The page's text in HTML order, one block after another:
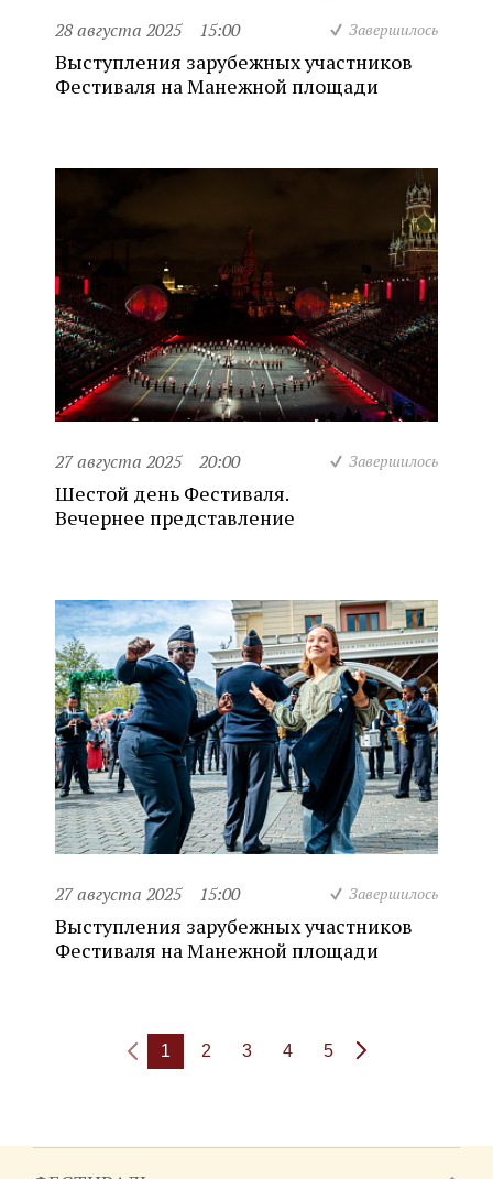
28 августа 2025 15:00 Завершилось
Выступления зарубежных участников
Фестиваля на Манежной площади
27 августа 2025 20:00 Завершилось
Шестой день Фестиваля.
Вечернее представление
27 августа 2025 15:00 Завершилось
Выступления зарубежных участников
Фестиваля на Манежной площади
1 2 3 4 5